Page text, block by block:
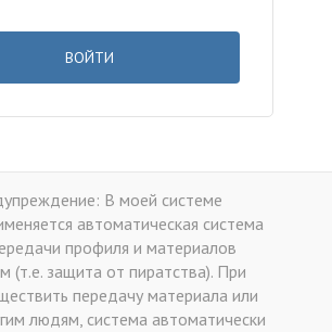
ВОЙТИ
В моей системе
автоматическая система
профиля и материалов
(т.е. защита от пиратства). При
передачу материала или
людям, система автоматически